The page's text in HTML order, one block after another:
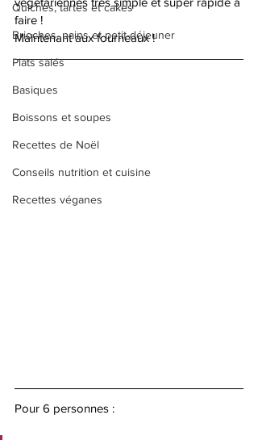
Quiches, tartes et cakes
Brioches, pains et petit-déjeuner
Plats salés
Basiques
Boissons et soupes
Recettes de Noël
Conseils nutrition et cuisine
Recettes véganes
faire !
Maintenant aux fourneaux !
Pour 6 personnes :